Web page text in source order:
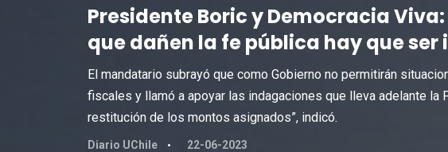
Presidente Boric y Democracia
que dañen la fe pública hay que ser
El mandatario subrayó que como Gobierno no permitirán
fiscales y llamó a apoyar las indagaciones que lleva adelante la
restitución de los montos asignados”, indicó.
Diario UChile 22-06-2023